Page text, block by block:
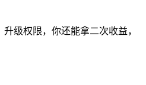
级权限，你还能拿二次收益，